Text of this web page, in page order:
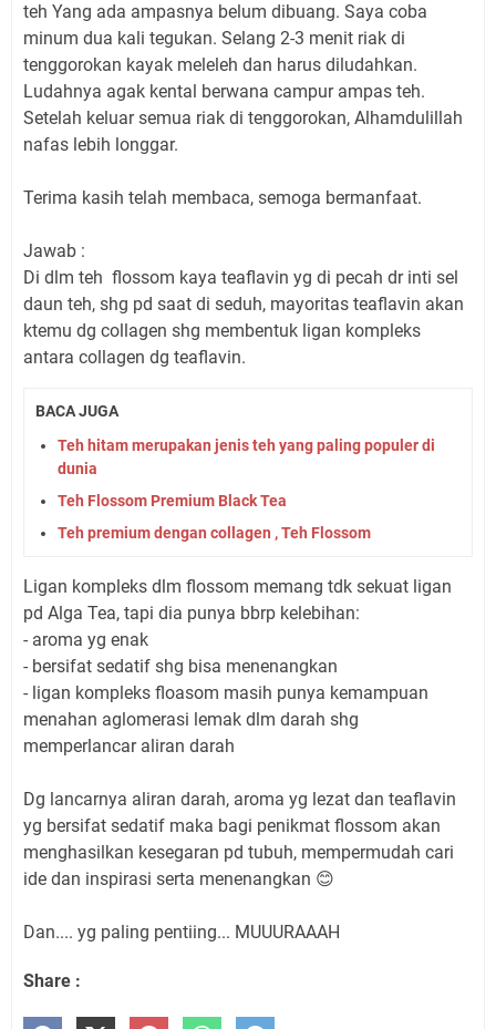
teh Yang ada ampasnya belum dibuang. Saya coba
minum dua kali tegukan. Selang 2-3 menit riak di
tenggorokan kayak meleleh dan harus diludahkan.
Ludahnya agak kental berwana campur ampas teh.
Setelah keluar semua riak di tenggorokan, Alhamdulillah
nafas lebih longgar.
Terima kasih telah membaca, semoga bermanfaat.
Jawab :
Di dlm teh flossom kaya teaflavin yg di pecah dr inti sel
daun teh, shg pd saat di seduh, mayoritas teaflavin akan
ktemu dg collagen shg membentuk ligan kompleks
antara collagen dg teaflavin.
BACA JUGA
Teh hitam merupakan jenis teh yang paling populer di
dunia
Teh Flossom Premium Black Tea
Teh premium dengan collagen , Teh Flossom
Ligan kompleks dlm flossom memang tdk sekuat ligan
pd Alga Tea, tapi dia punya bbrp kelebihan:
- aroma yg enak
- bersifat sedatif shg bisa menenangkan
- ligan kompleks floasom masih punya kemampuan
menahan aglomerasi lemak dlm darah shg
memperlancar aliran darah
Dg lancarnya aliran darah, aroma yg lezat dan teaflavin
yg bersifat sedatif maka bagi penikmat flossom akan
menghasilkan kesegaran pd tubuh, mempermudah cari
ide dan inspirasi serta menenangkan 😊
Dan.... yg paling pentiing... MUUURAAAH
Share :